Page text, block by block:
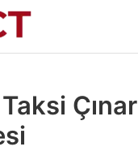
Çınar